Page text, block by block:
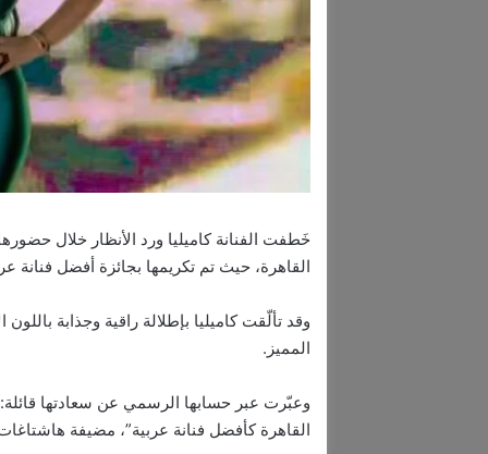
القاهرة، حيث تم تكريمها بجائزة أفضل
وقد تألّقت كاميليا بإطلالة راقية وجذابة
المميز.
القاهرة كأفضل فنانة عربية”، مضيفة